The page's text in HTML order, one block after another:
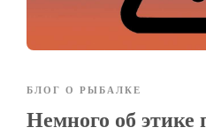
БЛОГ О РЫБАЛКЕ
Немного об этике